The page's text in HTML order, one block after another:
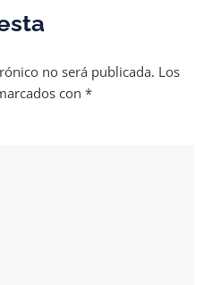
no será publicada. Los
con *